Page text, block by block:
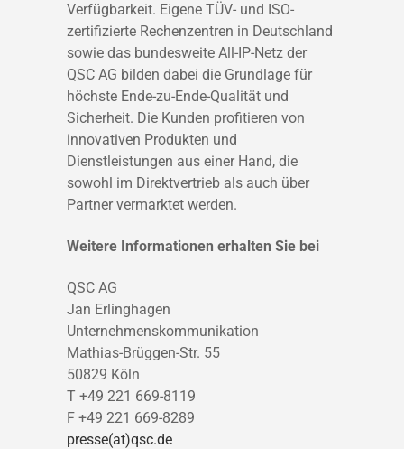
Verfügbarkeit. Eigene TÜV- und ISO-
zertifizierte Rechenzentren in Deutschland
sowie das bundesweite All-IP-Netz der
QSC AG bilden dabei die Grundlage für
höchste Ende-zu-Ende-Qualität und
Sicherheit. Die Kunden profitieren von
innovativen Produkten und
Dienstleistungen aus einer Hand, die
sowohl im Direktvertrieb als auch über
Partner vermarktet werden.
Weitere Informationen erhalten Sie bei
QSC AG
Jan Erlinghagen
Unternehmenskommunikation
Mathias-Brüggen-Str. 55
50829 Köln
T +49 221 669-8119
F +49 221 669-8289
presse(at)qsc.de